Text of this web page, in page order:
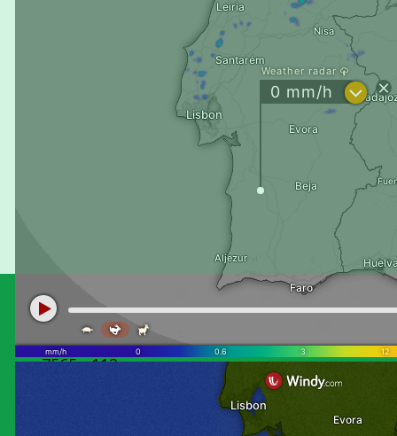
Lugar do
Pombal,
Alvalade
7565 - 112